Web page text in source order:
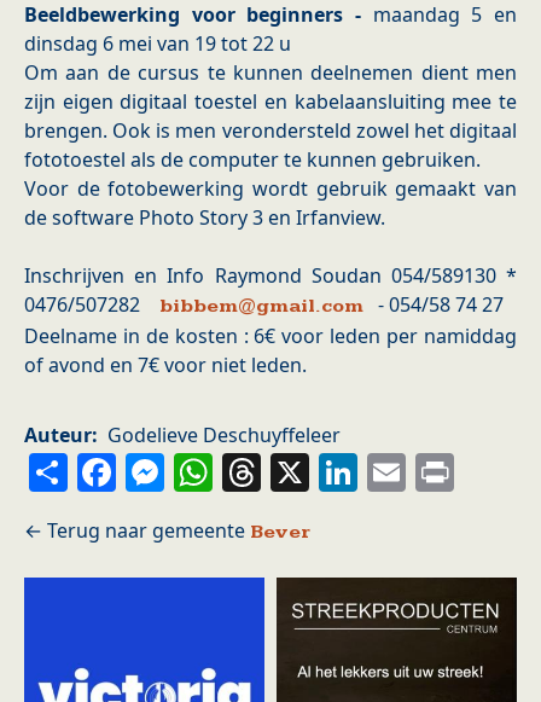
Beeldbewerking voor beginners - maandag 5 en
dinsdag 6 mei van 19 tot 22 u
Om aan de cursus te kunnen deelnemen dient men
zijn eigen digitaal toestel en kabelaansluiting mee te
brengen. Ook is men verondersteld zowel het digitaal
fototoestel als de computer te kunnen gebruiken.
Voor de fotobewerking wordt gebruik gemaakt van
de software Photo Story 3 en Irfanview.
Inschrijven en Info Raymond Soudan 054/589130 *
0476/507282
bibbem@gmail.com - 054/58 74 27
Deelname in de kosten : 6€ voor leden per namiddag
of avond en 7€ voor niet leden.
Auteur Godelieve Deschuyffeleer
ShareFacebook
Messenger
WhatsApp
Threads
X LinkedIn
Email
Bever